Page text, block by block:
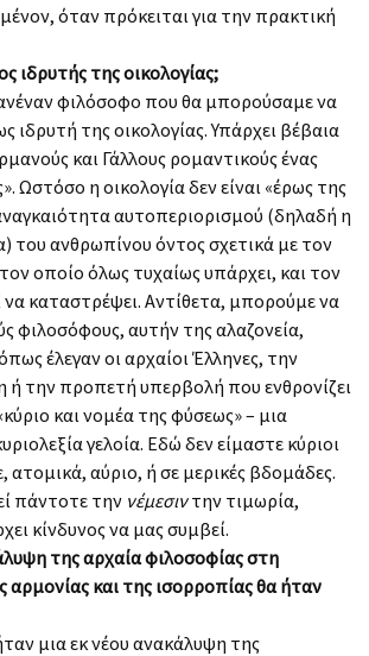
όταν πρόκειται για την πρακτική
ιδρυτής της οικολογίας;
φιλόσοφο που θα μπορούσαμε να
ιδρυτή της οικολογίας. Υπάρχει βέβαια
και Γάλλους ρομαντικούς ένας
Ωστόσο η οικολογία δεν είναι «έρως της
αυτοπεριορισμού (δηλαδή η
του ανθρωπίνου όντος σχετικά με τον
οποίο όλως τυχαίως υπάρχει, και τον
να καταστρέψει. Αντίθετα, μπορούμε να
φιλοσόφους, αυτήν της αλαζονεία,
έλεγαν οι αρχαίοι Έλληνες, την
ή την προπετή υπερβολή που ενθρονίζει
και νομέα της φύσεως» – μια
γελοία. Εδώ δεν είμαστε κύριοι
ατομικά, αύριο, ή σε μερικές βδομάδες.
πάντοτε την νέμεσιντην τιμωρία,
κίνδυνος να μας συμβεί.
της αρχαία φιλοσοφίας στη
αρμονίας και της ισορροπίας θα ήταν
μια εκ νέου ανακάλυψη της